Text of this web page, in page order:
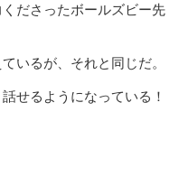
ださったボールズビー先
いるが、それと同じだ。
せるようになっている！